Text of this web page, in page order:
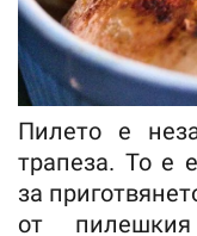
Пилето е
трапеза. То е
за
от